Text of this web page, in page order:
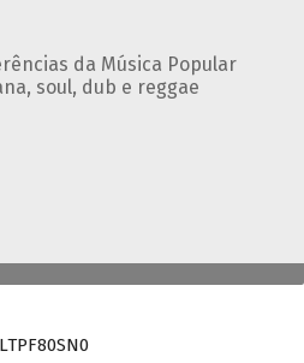
da Música Popular
soul, dub e reggae